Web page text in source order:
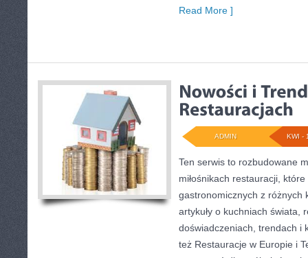
Read More ]
KWI -
ADMIN
Ten serwis to rozbudowane
miłośnikach restauracji,
gastronomicznych z różnych
artykuły o kuchniach świata,
doświadczeniach, trendach i
też Restauracje w Europie i